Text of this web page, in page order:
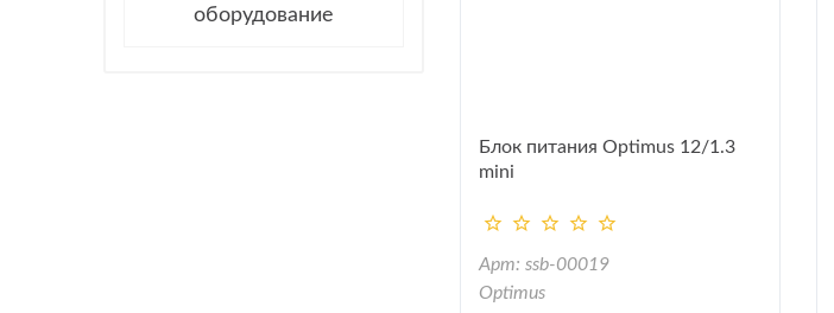
оборудование
Блок питания Optimus 12/1.3
mini
Арт: ssb-00019
Optimus